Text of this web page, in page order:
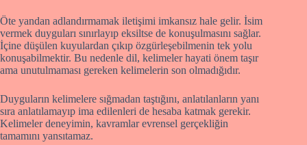
Öte yandan adlandırmamak iletişimi imkansız hale gelir. İsim
vermek duyguları sınırlayıp eksiltse de konuşulmasını sağlar.
İçine düşülen kuyulardan çıkıp özgürleşebilmenin tek yolu
konuşabilmektir. Bu nedenle dil, kelimeler hayati önem taşır
ama unutulmaması gereken kelimelerin son olmadığıdır.
Duyguların kelimelere sığmadan taştığını, anlatılanların yanı
sıra anlatılamayıp ima edilenleri de hesaba katmak gerekir.
Kelimeler deneyimin, kavramlar evrensel gerçekliğin
tamamını yansıtamaz.